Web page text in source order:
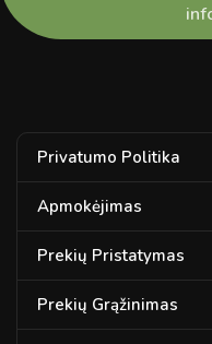
Privatumo Politika
Apmokėjimas
Prekių Pristatymas
Prekių Grąžinimas